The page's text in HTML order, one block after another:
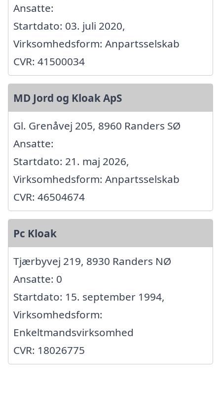
Ansatte:
Startdato: 03. juli 2020,
Virksomhedsform: Anpartsselskab
CVR: 41500034
MD Jord og Kloak ApS
Gl. Grenåvej 205, 8960 Randers SØ
Ansatte:
Startdato: 21. maj 2026,
Virksomhedsform: Anpartsselskab
CVR: 46504674
Pc Kloak
Tjærbyvej 219, 8930 Randers NØ
Ansatte: 0
Startdato: 15. september 1994,
Virksomhedsform:
Enkeltmandsvirksomhed
CVR: 18026775